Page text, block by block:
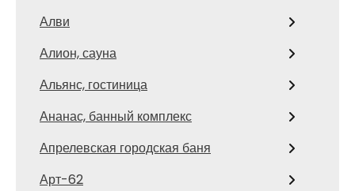
Алви
Алион, сауна
Альянс, гостиница
Ананас, банный комплекс
Апрелевская городская баня
Арт-62